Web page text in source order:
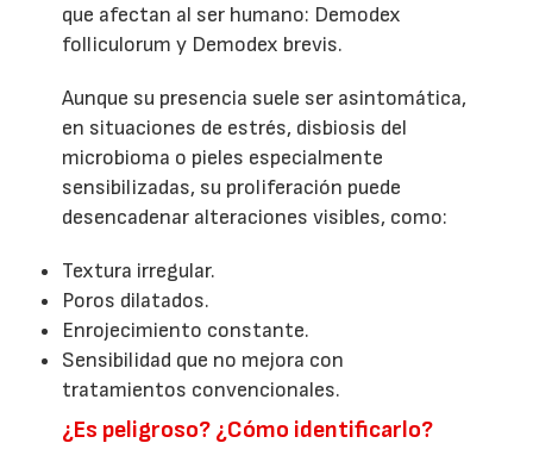
que afectan al ser humano: Demodex
folliculorum y Demodex brevis.
Aunque su presencia suele ser asintomática,
en situaciones de estrés, disbiosis del
microbioma o pieles especialmente
sensibilizadas, su proliferación puede
desencadenar alteraciones visibles, como:
Textura irregular.
Poros dilatados.
Enrojecimiento constante.
Sensibilidad que no mejora con
tratamientos convencionales.
¿Es peligroso? ¿Cómo identificarlo?